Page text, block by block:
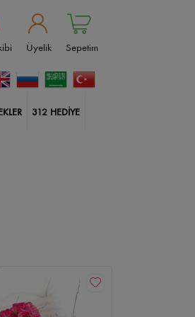
Üyelik Sepetim
312 HEDİYE
Çiçekçi Geçmiş Olsun